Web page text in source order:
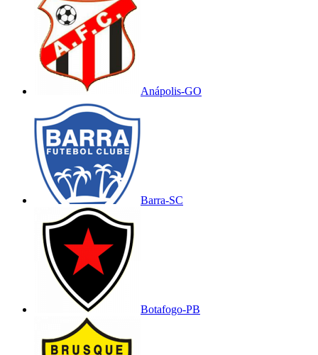
Anápolis-GO
Barra-SC
Botafogo-PB